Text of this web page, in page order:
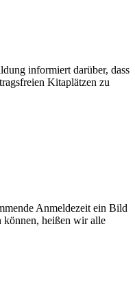
informiert darüber, dass
Kitaplätzen zu
Anmeldezeit ein Bild
können, heißen wir alle